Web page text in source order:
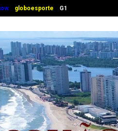
globoesporte G1